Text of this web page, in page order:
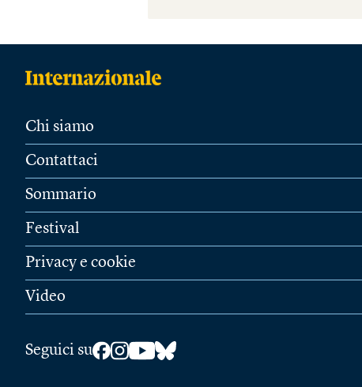
Chi siamo
Contattaci
Sommario
Festival
Privacy e cookie
Video
Seguici su